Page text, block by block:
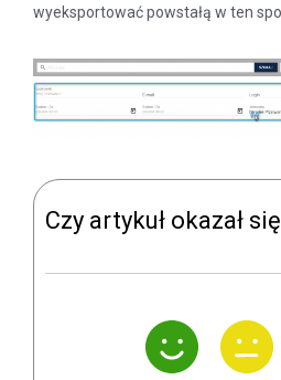
wyeksportować powstałą w ten
Czy artykuł okazał